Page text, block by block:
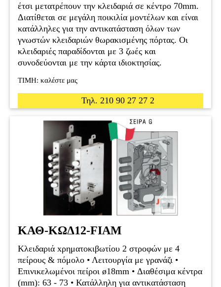
έτσι μετατρέπουν την κλειδαριά σε κέντρο 70mm.
Διατίθεται σε μεγάλη ποικιλία μοντέλων και είναι
κατάλληλες για την αντικατάσταση όλων των
γνωστών κλειδαριών θωρακισμένης πόρτας. Οι
κλειδαριές παραδίδονται με 3 ζωές και
συνοδεύονται με την κάρτα ιδιοκτησίας.
ΤΙΜΗ: καλέστε μας
Τηλ. 210 90 27 27 2
ΚΑΘ-ΚΩΔ12-FIAM
Κλειδαριά xρηματοκιβωτίου 2 στροφών με 4
πείρους & πόμολο • Λειτουργία με γρανάζι •
Επινικελωμένοι πείροι ø18mm • Διαθέσιμα κέντρα
(mm): 63 - 73 • Κατάλληλη για αντικατάσταση